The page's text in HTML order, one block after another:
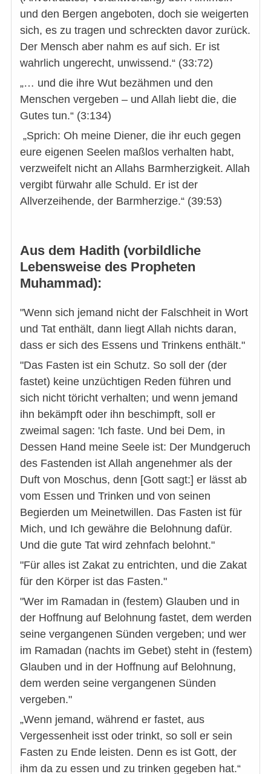
und den Bergen angeboten, doch sie weigerten
sich, es zu tragen und schreckten davor zurück.
Der Mensch aber nahm es auf sich. Er ist
wahrlich ungerecht, unwissend.“ (33:72)
„… und die ihre Wut bezähmen und den
Menschen vergeben – und Allah liebt die, die
Gutes tun.“ (3:134)
„Sprich: Oh meine Diener, die ihr euch gegen
eure eigenen Seelen maßlos verhalten habt,
verzweifelt nicht an Allahs Barmherzigkeit. Allah
vergibt fürwahr alle Schuld. Er ist der
Allverzeihende, der Barmherzige.“ (39:53)
Aus dem Hadith (vorbildliche
Lebensweise des Propheten
Muhammad):
"Wenn sich jemand nicht der Falschheit in Wort
und Tat enthält, dann liegt Allah nichts daran,
dass er sich des Essens und Trinkens enthält."
"Das Fasten ist ein Schutz. So soll der (der
fastet) keine unzüchtigen Reden führen und
sich nicht töricht verhalten; und wenn jemand
ihn bekämpft oder ihn beschimpft, soll er
zweimal sagen: 'Ich faste. Und bei Dem, in
Dessen Hand meine Seele ist: Der Mundgeruch
des Fastenden ist Allah angenehmer als der
Duft von Moschus, denn [Gott sagt:] er lässt ab
vom Essen und Trinken und von seinen
Begierden um Meinetwillen. Das Fasten ist für
Mich, und Ich gewähre die Belohnung dafür.
Und die gute Tat wird zehnfach belohnt."
"Für alles ist Zakat zu entrichten, und die Zakat
für den Körper ist das Fasten."
"Wer im Ramadan in (festem) Glauben und in
der Hoffnung auf Belohnung fastet, dem werden
seine vergangenen Sünden vergeben; und wer
im Ramadan (nachts im Gebet) steht in (festem)
Glauben und in der Hoffnung auf Belohnung,
dem werden seine vergangenen Sünden
vergeben."
„Wenn jemand, während er fastet, aus
Vergessenheit isst oder trinkt, so soll er sein
Fasten zu Ende leisten. Denn es ist Gott, der
ihm da zu essen und zu trinken gegeben hat.“